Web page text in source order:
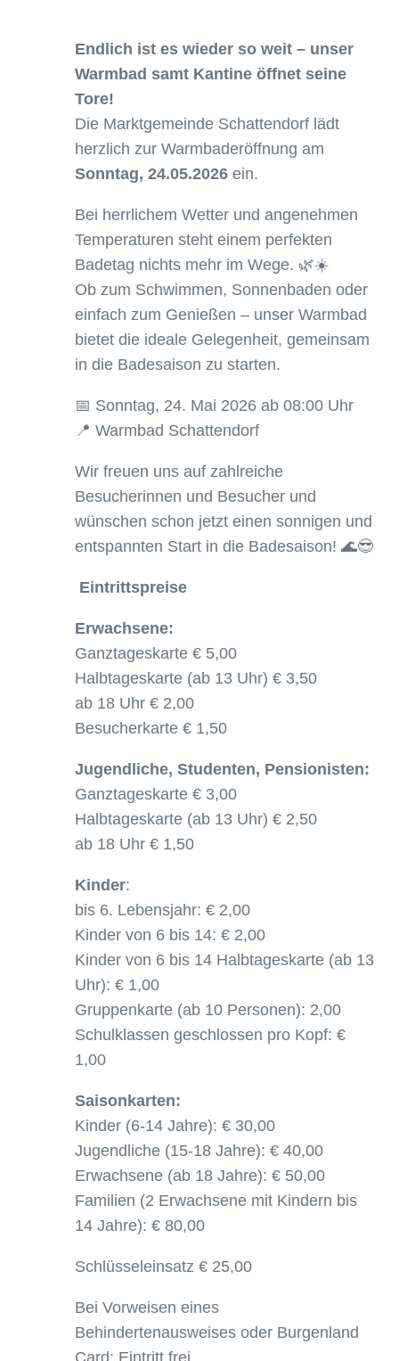
Endlich ist es wieder so weit – unser
Warmbad samt Kantine öffnet seine
Tore!
Die Marktgemeinde Schattendorf lädt
herzlich zur Warmbaderöffnung am
Sonntag, 24.05.2026 ein.
Bei herrlichem Wetter und angenehmen
Temperaturen steht einem perfekten
Badetag nichts mehr im Wege. 🌿☀️
Ob zum Schwimmen, Sonnenbaden oder
einfach zum Genießen – unser Warmbad
bietet die ideale Gelegenheit, gemeinsam
in die Badesaison zu starten.
📅 Sonntag, 24. Mai 2026 ab 08:00 Uhr
📍 Warmbad Schattendorf
Wir freuen uns auf zahlreiche
Besucherinnen und Besucher und
wünschen schon jetzt einen sonnigen und
entspannten Start in die Badesaison! 🌊😎
Eintrittspreise
Erwachsene:
Ganztageskarte € 5,00
Halbtageskarte (ab 13 Uhr) € 3,50
ab 18 Uhr € 2,00
Besucherkarte € 1,50
Jugendliche, Studenten, Pensionisten:
Ganztageskarte € 3,00
Halbtageskarte (ab 13 Uhr) € 2,50
ab 18 Uhr € 1,50
Kinder:
bis 6. Lebensjahr: € 2,00
Kinder von 6 bis 14: € 2,00
Kinder von 6 bis 14 Halbtageskarte (ab 13
Uhr): € 1,00
Gruppenkarte (ab 10 Personen): 2,00
Schulklassen geschlossen pro Kopf: €
1,00
Saisonkarten:
Kinder (6-14 Jahre): € 30,00
Jugendliche (15-18 Jahre): € 40,00
Erwachsene (ab 18 Jahre): € 50,00
Familien (2 Erwachsene mit Kindern bis
14 Jahre): € 80,00
Schlüsseleinsatz € 25,00
Bei Vorweisen eines
Behindertenausweises oder Burgenland
Card: Eintritt frei